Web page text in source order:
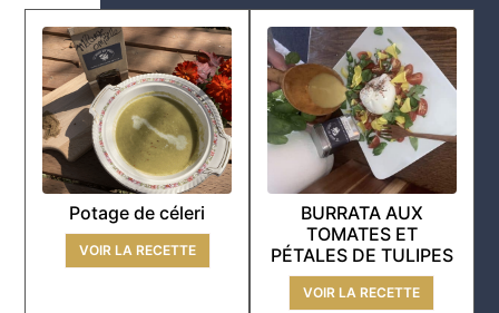
Potage de céleri
VOIR LA RECETTE
BURRATA AUX
TOMATES ET
PÉTALES DE TULIPES
VOIR LA RECETTE